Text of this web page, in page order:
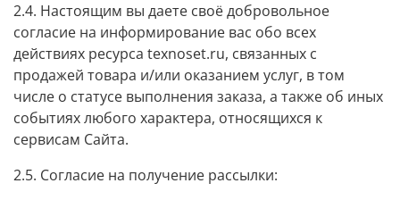
2.4. Настоящим вы даете своё добровольное
согласие на информирование вас обо всех
действиях ресурса texnoset.ru, связанных с
продажей товара и/или оказанием услуг, в том
числе о статусе выполнения заказа, а также об иных
событиях любого характера, относящихся к
сервисам Сайта.
2.5. Согласие на получение рассылки: